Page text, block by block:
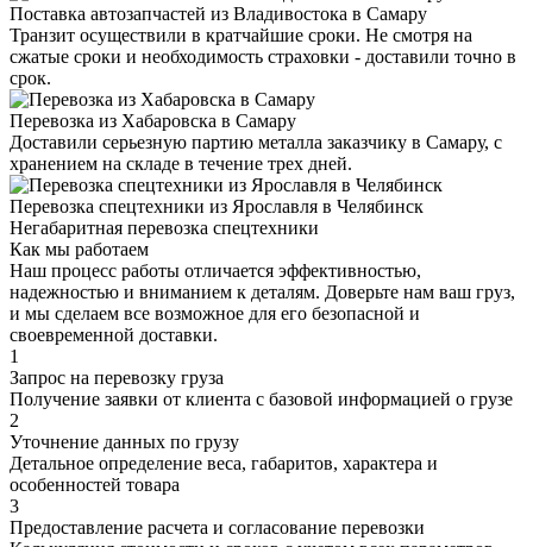
Поставка автозапчастей из Владивостока в Самару
Транзит осуществили в кратчайшие сроки. Не смотря на
сжатые сроки и необходимость страховки - доставили точно в
срок.
Перевозка из Хабаровска в Самару
Доставили серьезную партию металла заказчику в Самару, с
хранением на складе в течение трех дней.
Перевозка спецтехники из Ярославля в Челябинск
Негабаритная перевозка спецтехники
Как мы работаем
Наш процесс работы отличается эффективностью,
надежностью и вниманием к деталям. Доверьте нам ваш груз,
и мы сделаем все возможное для его безопасной и
своевременной доставки.
1
Запрос на перевозку груза
Получение заявки от клиента с базовой информацией о грузе
2
Уточнение данных по грузу
Детальное определение веса, габаритов, характера и
особенностей товара
3
Предоставление расчета и согласование перевозки